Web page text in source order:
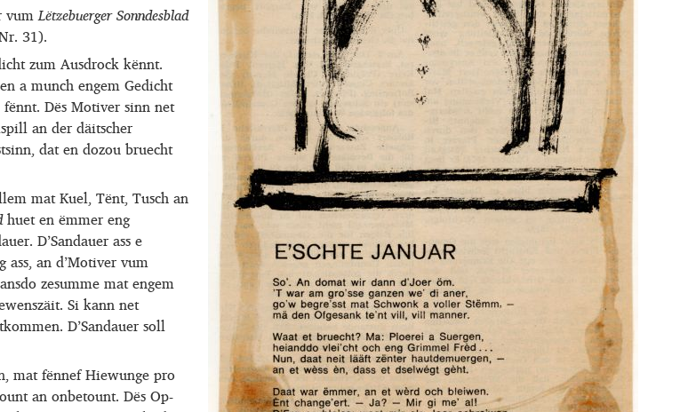
vumLëtzebuerger Sonndesblad
31).
zum Ausdrock kënnt.
a munch engem Gedicht
Dës Motiver sinn net
an der däitscher
dat en dozou bruecht
mat Kuel, Tënt, Tusch an
huet en ëmmer eng
D’Sandauer ass e
an d’Motiver vum
zesumme mat engem
Si kann net
D’Sandauer soll
mat fënnef Hiewunge pro
an onbetount. Dës Op-